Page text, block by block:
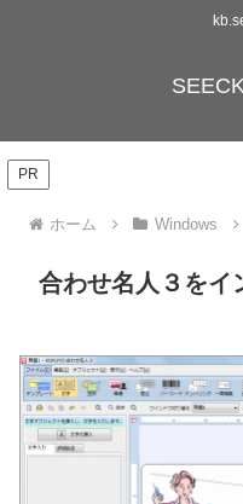
PR
ホーム Windows
合わせ名人３をイ